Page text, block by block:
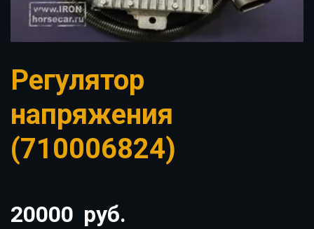
Регулятор
напряжения
(710006824)
20000 руб.